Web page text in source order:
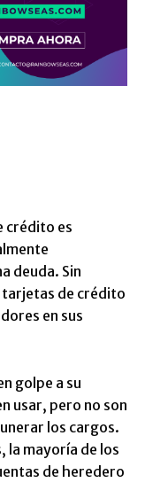
crédito es
deuda. Sin
tarjetas de crédito
en sus
golpe a su
usar, pero no son
los cargos.
la mayoría de los
de heredero